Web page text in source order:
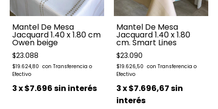
Mantel De Mesa
Jacquard 1.40 x 1.80 cm
Owen beige
$23.088
$19.624,80
3x$7.696sin interés
Mantel De Mesa
Jacquard 1.40 x 1.80
cm. Smart Lines
$23.090
$19.626,50
3x$7.696,67sin
interés